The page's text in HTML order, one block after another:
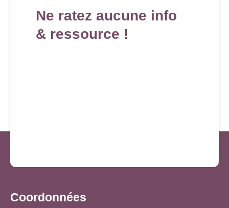
Ne ratez aucune info
& ressource !
Coordonnées